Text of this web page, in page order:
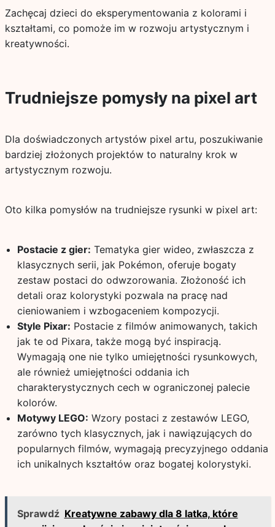
Zachęcaj dzieci do eksperymentowania z kolorami i
kształtami, co pomoże im w rozwoju artystycznym i
kreatywności.
Trudniejsze pomysły na pixel art
Dla doświadczonych artystów pixel artu, poszukiwanie
bardziej złożonych projektów to naturalny krok w
artystycznym rozwoju.
Oto kilka pomysłów na trudniejsze rysunki w pixel art:
Postacie z gier: Tematyka gier wideo, zwłaszcza z
klasycznych serii, jak Pokémon, oferuje bogaty
zestaw postaci do odwzorowania. Złożoność ich
detali oraz kolorystyki pozwala na pracę nad
cieniowaniem i wzbogaceniem kompozycji.
Style Pixar: Postacie z filmów animowanych, takich
jak te od Pixara, także mogą być inspiracją.
Wymagają one nie tylko umiejętności rysunkowych,
ale również umiejętności oddania ich
charakterystycznych cech w ograniczonej palecie
kolorów.
Motywy LEGO: Wzory postaci z zestawów LEGO,
zarówno tych klasycznych, jak i nawiązujących do
popularnych filmów, wymagają precyzyjnego oddania
ich unikalnych kształtów oraz bogatej kolorystyki.
Sprawdź Kreatywne zabawy dla 8 latka, które